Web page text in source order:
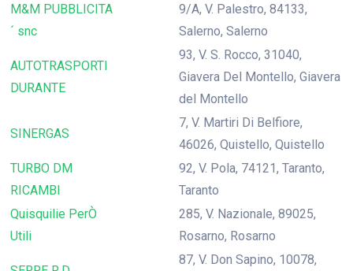
M&M PUBBLICITA
´ snc
9/A, V. Palestro, 84133,
Salerno, Salerno
AUTOTRASPORTI
DURANTE
93, V. S. Rocco, 31040,
Giavera Del Montello, Giavera
del Montello
SINERGAS
7, V. Martiri Di Belfiore,
46026, Quistello, Quistello
TURBO DM
RICAMBI
92, V. Pola, 74121, Taranto,
Taranto
Quisquilie PerÒ
Utili
285, V. Nazionale, 89025,
Rosarno, Rosarno
87, V. Don Sapino, 10078,